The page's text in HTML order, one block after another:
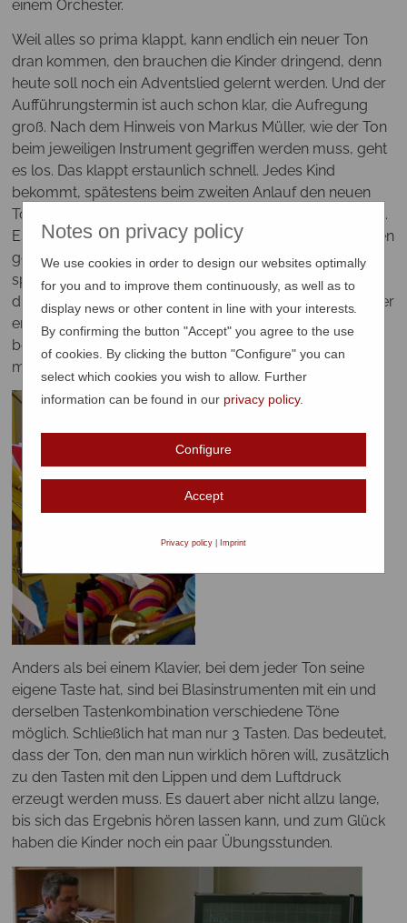
einem Orchester.
Weil alles so prima klappt, kann endlich ein neuer Ton
dran kommen, den brauchen die Kinder dringend, denn
heute soll noch ein Adventslied gelernt werden. Und der
Aufführungstermin ist auch schon klar, die Aufregung
groß. Nach dem Hinweis von Markus Müller, wie der Ton
beim jeweiligen Instrument gegriffen werden muss, geht
es los. Das klappt erstaunlich schnell. Jedes Kind
bekommt, spätestens beim zweiten Anlauf den neuen
Ton heraus. Endlich kann auch das neue Stück kommen.
Es heißt: „Jingle Bells“, sie hatten es schon beim Aufbauen
gesungen. Die Melodie ist also allen klar. Gemeinsam
spielen sie – Takt für Takt – die Noten der ersten Zeile
durch. Das ist richtig schwer. Immerhin müssen die Kinder
erst die jeweilige Note erkennen, wissen, wie der Ton
beim eigenen Instrument gegriffen wird, und dann
müssen sie diesen Ton „erzeugen“.
Anders als bei einem Klavier, bei dem jeder Ton seine
eigene Taste hat, sind bei Blasinstrumenten mit ein und
derselben Tastenkombination verschiedene Töne
möglich. Schließlich hat man nur 3 Tasten. Das bedeutet,
dass der Ton, den man nun wirklich hören will, zusätzlich
zu den Tasten mit den Lippen und dem Luftdruck
erzeugt werden muss. Es dauert aber nicht allzu lange,
bis sich das Ergebnis hören lassen kann, und zum Glück
haben die Kinder noch ein paar Übungsstunden.
Notes on privacy policy
We use cookies in order to design our websites optimally
for you and to improve them continuously, as well as to
display news or other content in line with your interests.
By confirming the button "Accept" you agree to the use
of cookies. By clicking the button "Configure" you can
select which cookies you wish to allow. Further
information can be found in our privacy policy.
Configure
Accept
Privacy policy Imprint